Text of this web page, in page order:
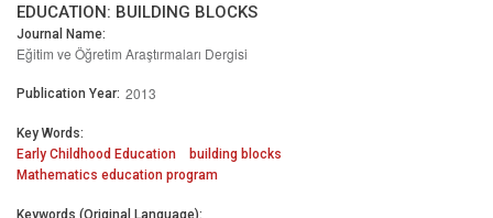
EDUCATION: BUILDING BLOCKS
Journal Name:
Eğitim ve Öğretim Araştırmaları Dergisi
Publication Year: 2013
Key Words:
Early Childhood Education
building blocks
Mathematics education program